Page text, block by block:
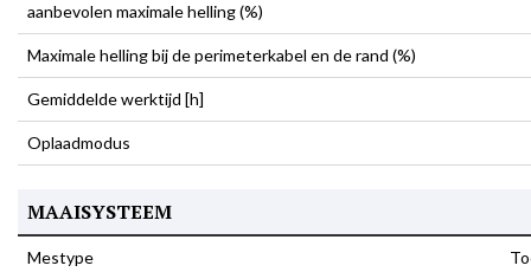
aanbevolen maximale helling (%)
Maximale helling bij de perimeterkabel en de rand (%)
Gemiddelde werktijd [h]
Oplaadmodus
MAAISYSTEEM
Mestype